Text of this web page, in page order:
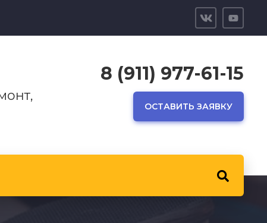
8 (911) 977-61-15
ОСТАВИТЬ ЗАЯВКУ